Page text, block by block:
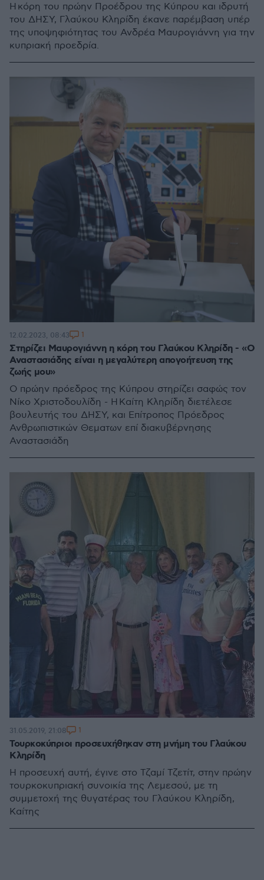
Η κόρη του πρώην Προέδρου της Κύπρου και ιδρυτή
του ΔΗΣΥ, Γλαύκου Κληρίδη έκανε παρέμβαση υπέρ
της υποψηφιότητας του Ανδρέα Μαυρογιάννη για την
κυπριακή προεδρία.
Στηρίζει Μαυρογιάννη η κόρη του Γλαύκου Κληρίδη - «Ο
Αναστασιάδης είναι η μεγαλύτερη απογοήτευση της
ζωής μου»
Ο πρώην πρόεδρος της Κύπρου στηρίζει σαφώς τον
Νίκο Χριστοδουλίδη - Η Καίτη Κληρίδη διετέλεσε
βουλευτής του ΔΗΣΥ, και Επίτροπος Πρόεδρος
Ανθρωπιστικών Θεματων επί διακυβέρνησης
Αναστασιάδη
12.02.2023, 08:43 1
Τουρκοκύπριοι προσευχήθηκαν στη μνήμη του Γλαύκου
Κληρίδη
Η προσευχή αυτή, έγινε στο Τζαμί Τζετίτ, στην πρώην
τουρκοκυπριακή συνοικία της Λεμεσού, με τη
συμμετοχή της θυγατέρας του Γλαύκου Κληρίδη,
Καίτης
31.05.2019, 21:08 1